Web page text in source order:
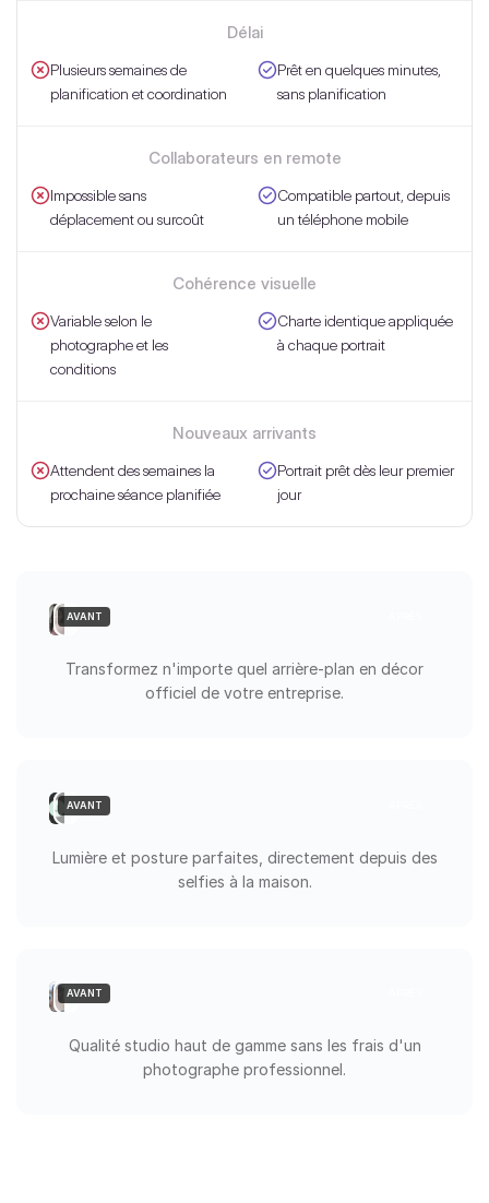
Délai
Plusieurs semaines de
planification et coordination
Prêt en quelques minutes,
sans planification
Collaborateurs en remote
Impossible sans
déplacement ou surcoût
Compatible partout, depuis
un téléphone mobile
Cohérence visuelle
Variable selon le
photographe et les
conditions
Charte identique appliquée
à chaque portrait
Nouveaux arrivants
Attendent des semaines la
prochaine séance planifiée
Portrait prêt dès leur premier
jour
AVANT
Transformez n'importe quel arrière-plan en décor
officiel de votre entreprise.
AVANT
Lumière et posture parfaites, directement depuis des
selfies à la maison.
AVANT
Qualité studio haut de gamme sans les frais d'un
photographe professionnel.